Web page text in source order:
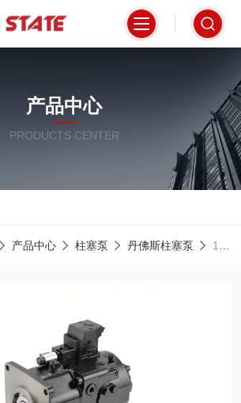
产品中心
PRODUCTS CENTER
产品中心 柱塞泵 丹佛斯柱塞泵 11257521Danfoss丹佛斯柱塞泵